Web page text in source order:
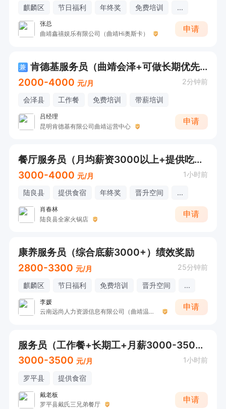
麒麟区 节日福利 年终奖 免费培训 ...
张总
曲靖鑫禧娱乐有限公司（曲靖Hi奥斯卡）
申请
兼
肯德基服务员（曲靖会泽+可做长期优先）
2000-4000 元/月 2分钟前
会泽县 工作餐 免费培训 带薪培训
吕经理
昆明肯德基有限公司曲靖运营中心
申请
餐厅服务员（月均薪资3000以上+提供吃住，陆良）
3000-4000 元/月 1小时前
陆良县 提供食宿 年终奖 晋升空间 ...
肖春林
陆良县全家火锅店
申请
康养服务员（综合底薪3000+）绩效奖励
2800-3300 元/月 25分钟前
麒麟区 节日福利 免费培训 晋升空间 ...
李媛
云南远尚人力资源信息有限公司（曲靖温泉职工疗养院）
申请
服务员（工作餐+长期工+月薪3000-3500）
3000-3500 元/月 1小时前
罗平县 提供食宿
戴老板
罗平县戴氏三兄弟餐厅
申请